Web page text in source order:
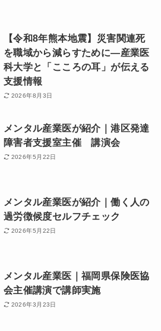
【令和8年熊本地震】災害関連死
を職域から減らすために―産業医
科大学と「こころの耳」が伝える
支援情報
2026年8月3日
メンタル産業医が紹介｜港区発達
障害者支援室主催 講演会
2026年5月22日
メンタル産業医が紹介｜働く人の
過労徴候度セルフチェック
2026年5月22日
メンタル産業医｜福岡県保険医協
会主催講演で講師実施
2026年3月23日